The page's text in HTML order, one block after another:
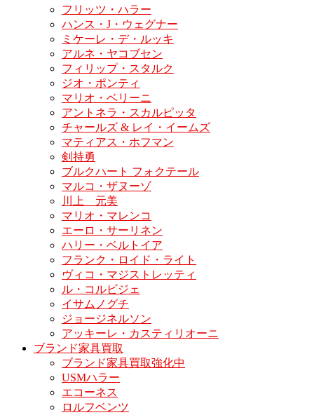
フリッツ・ハラー
ハンス・J・ウェグナー
ミケーレ・デ・ルッキ
アルネ・ヤコブセン
フィリップ・スタルク
ジオ・ポンティ
マリオ・ベリーニ
アントネラ・スカルピッタ
チャールズ & レイ・イームズ
マティアス・ホフマン
剣持勇
ブルクハート フォクテール
マルコ・ザヌーゾ
川上 元美
マリオ・マレンコ
エーロ・サーリネン
ハリー・ベルトイア
フランク・ロイド・ライト
ヴィコ・マジストレッティ
ル・コルビジェ
イサムノグチ
ジョージネルソン
アッキーレ・カスティリオーニ
ブランド家具買取
ブランド家具買取強化中
USMハラー
エコーネス
ロルフベンツ